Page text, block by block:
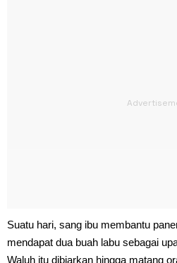
Suatu hari, sang ibu membantu
mendapat dua buah labu sebagai
Waluh itu dibiarkan hingga matang